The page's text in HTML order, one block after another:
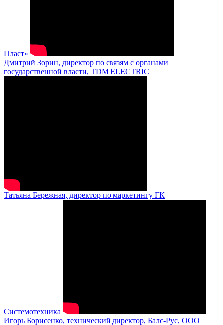
Пласт»
Дмитрий Зорин, директор по связям с органами
государственной власти, TDM ELECTRIC
Татьяна Бережная, директор по маркетингу ГК
Системотехника
Игорь Борисенко, технический директор, Балс-Рус, ООО